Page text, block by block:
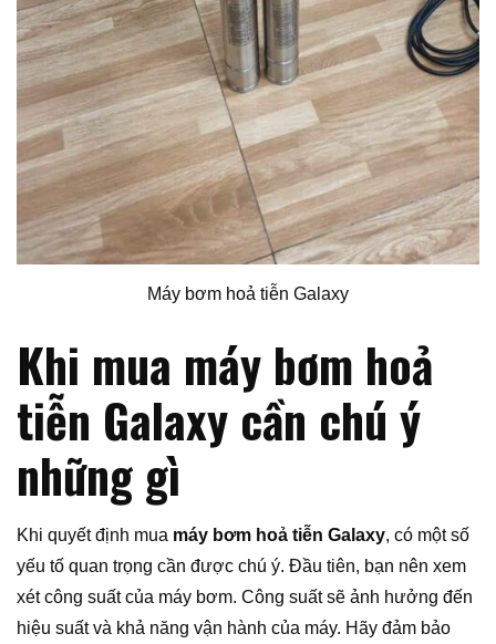
Máy bơm hoả tiễn Galaxy
Khi mua máy bơm hoả
tiễn Galaxy cần chú ý
những gì
Khi quyết định mua máy bơm hoả tiễn Galaxy, có một số
yếu tố quan trọng cần được chú ý. Đầu tiên, bạn nên xem
xét công suất của máy bơm. Công suất sẽ ảnh hưởng đến
hiệu suất và khả năng vận hành của máy. Hãy đảm bảo